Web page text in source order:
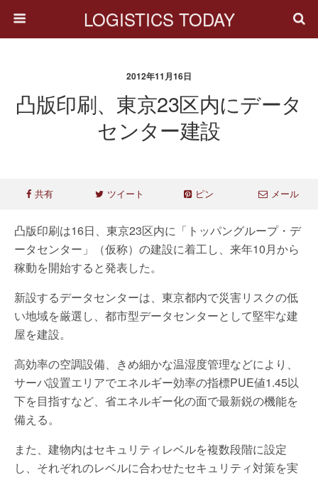
LOGISTICS TODAY
2012年11月16日
凸版印刷、東京23区内にデータ
センター建設
共有 ツイート ピン メール
凸版印刷は16日、東京23区内に「トッパングループ・デ
ータセンター」（仮称）の建設に着工し、来年10月から
稼動を開始すると発表した。
新設するデータセンターは、東京都内で災害リスクの低
い地域を厳選し、都市型データセンターとして堅牢な建
屋を建設。
高効率の空調設備、きめ細かな温湿度管理などにより、
サーバ設置エリアでエネルギー効率の指標PUE値1.45以
下を目指すなど、省エネルギー化の面で最新鋭の機能を
備える。
また、建物内はセキュリティレベルを複数段階に設定
し、それぞれのレベルに合わせたセキュリティ対策を実